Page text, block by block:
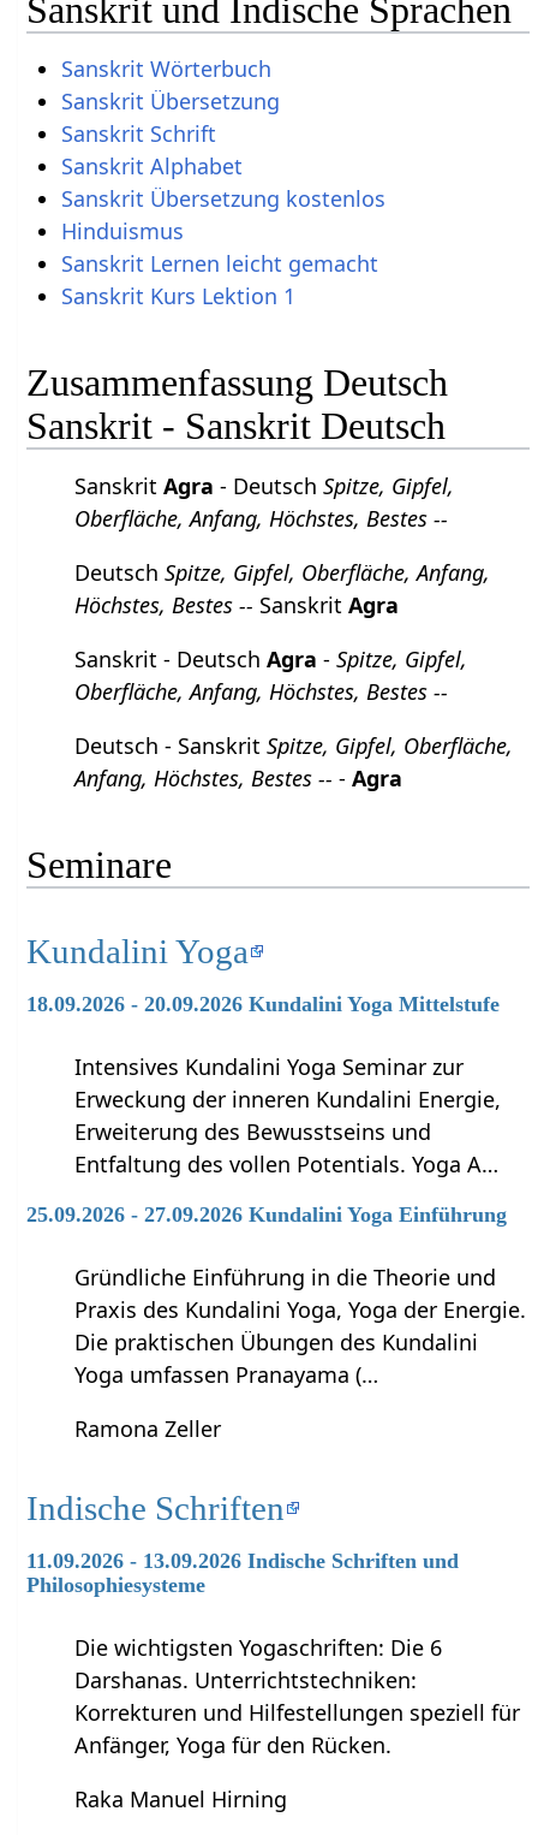
Sanskrit und Indische Sprachen
Sanskrit Wörterbuch
Sanskrit Übersetzung
Sanskrit Schrift
Sanskrit Alphabet
Sanskrit Übersetzung kostenlos
Hinduismus
Sanskrit Lernen leicht gemacht
Sanskrit Kurs Lektion 1
Zusammenfassung Deutsch
Sanskrit - Sanskrit Deutsch
SanskritAgra - DeutschSpitze, Gipfel,
Oberfläche, Anfang, Höchstes, Bestes --
DeutschSpitze, Gipfel, Oberfläche, Anfang,
Höchstes, Bestes -- SanskritAgra
Sanskrit - DeutschAgra -Spitze, Gipfel,
Oberfläche, Anfang, Höchstes, Bestes --
Deutsch - SanskritSpitze, Gipfel, Oberfläche,
Anfang, Höchstes, Bestes -- -Agra
Seminare
Kundalini Yoga
18.09.2026 - 20.09.2026 Kundalini Yoga Mittelstufe
Intensives Kundalini Yoga Seminar zur
Erweckung der inneren Kundalini Energie,
Erweiterung des Bewusstseins und
Entfaltung des vollen Potentials. Yoga A…
25.09.2026 - 27.09.2026 Kundalini Yoga Einführung
Gründliche Einführung in die Theorie und
Praxis des Kundalini Yoga, Yoga der Energie.
Die praktischen Übungen des Kundalini
Yoga umfassen Pranayama (…
Ramona Zeller
Indische Schriften
11.09.2026 - 13.09.2026 Indische Schriften und
Philosophiesysteme
Die wichtigsten Yogaschriften: Die 6
Darshanas. Unterrichtstechniken:
Korrekturen und Hilfestellungen speziell für
Anfänger, Yoga für den Rücken.
Raka Manuel Hirning